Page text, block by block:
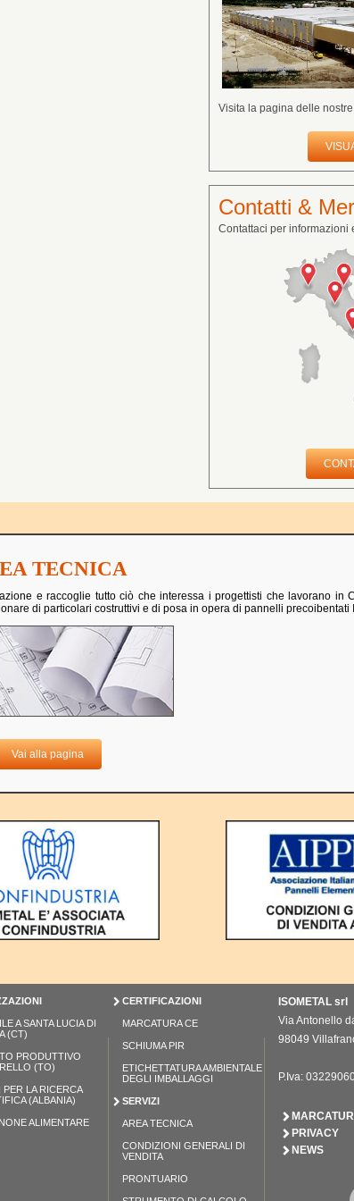
Visita la pagina delle
Contatti &
Contattaci per informazioni
TECNICA
e raccoglie tutto ciò che interessa i progettisti che lavorano in
di particolari costruttivi e di posa in opera di pannelli precoibentati
Vai alla pagina
A SANTA LUCIA DI
(CT)
PRODUTTIVO
(TO)
PER LA RICERCA
(ALBANIA)
ALIMENTARE
CERTIFICAZIONI
MARCATURA CE
SCHIUMA PIR
ETICHETTATURA AMBIENTALE
DEGLI IMBALLAGGI
SERVIZI
AREA TECNICA
CONDIZIONI GENERALI DI
VENDITA
PRONTUARIO
ISOMETAL srl
Via Antonello
98049
P.Iva:
PRIVACY
NEWS